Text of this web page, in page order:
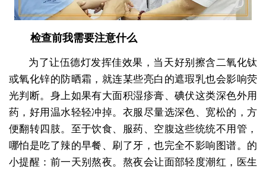
检查前我需要注意什么
为了让伍德灯发挥佳效果，当天好别擦含二氧化钛
或氧化锌的防晒霜，就连某些亮白的遮瑕乳也会影响荧
光判断。身上如果有大面积湿疹膏、碘伏这类深色外用
药，好用温水轻轻冲掉。衣服尽量选深色、宽松的，方
便翻转四肢。至于饮食、服药、空腹这些统统不用管，
哪怕是吃了辣的早餐、刷了牙，也完全不影响图谱。的
小提醒：前一天别熬夜。熬夜会让面部轻度潮红，医生